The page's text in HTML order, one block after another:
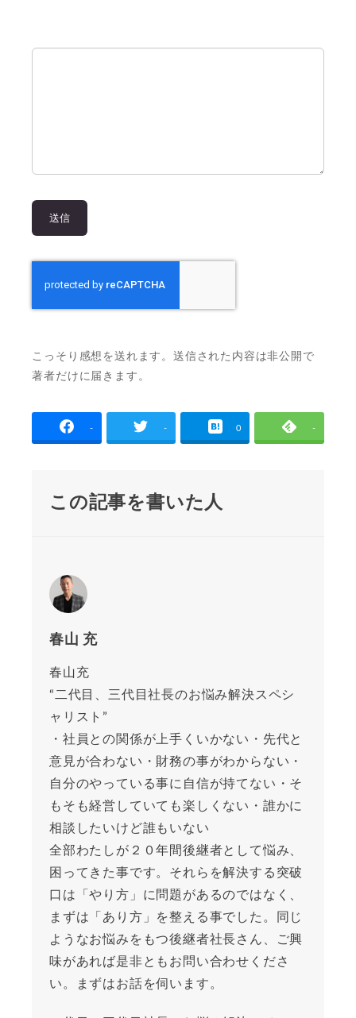
こっそり感想を送れます。送信された内容は非公開で
著者だけに届きます。
- - 0 -
この記事を書いた人
春山 充
春山充
“二代目、三代目社長のお悩み解決スペシ
ャリスト”
・社員との関係が上手くいかない・先代と
意見が合わない・財務の事がわからない・
自分のやっている事に自信が持てない・そ
もそも経営していても楽しくない・誰かに
相談したいけど誰もいない
全部わたしが２０年間後継者として悩み、
困ってきた事です。それらを解決する突破
口は「やり方」に問題があるのではなく、
まずは「あり方」を整える事でした。同じ
ようなお悩みをもつ後継者社長さん、ご興
味があれば是非ともお問い合わせくださ
い。まずはお話を伺います。